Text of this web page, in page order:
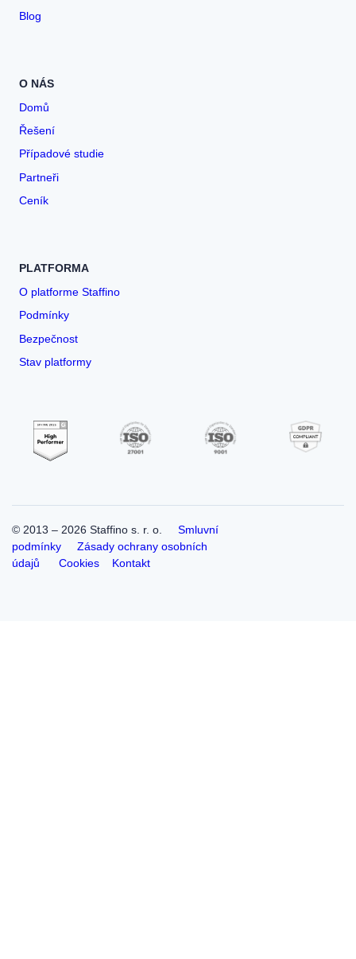
Blog
O NÁS
Domů
Řešení
Případové studie
Partneři
Ceník
PLATFORMA
O platforme Staffino
Podmínky
Bezpečnost
Stav platformy
© 2013 – 2026 Staffino s. r. o. Smluvní
podmínky
Zásady ochrany osobních
údajů
Cookies Kontakt